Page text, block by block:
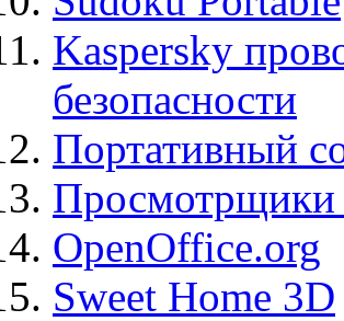
Kaspersky
безопасности
Портативный
OpenOffice.org
Sweet Home 3D